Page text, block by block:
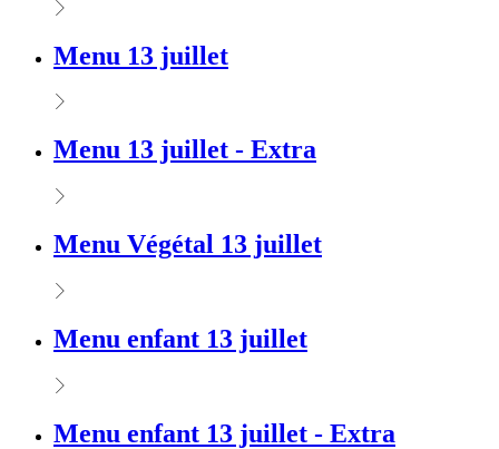
Menu 13 juillet
Menu 13 juillet - Extra
Menu Végétal 13 juillet
Menu enfant 13 juillet
Menu enfant 13 juillet - Extra